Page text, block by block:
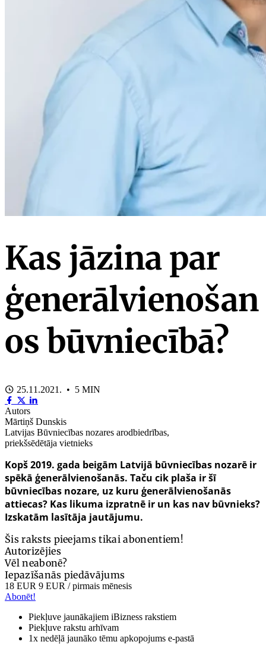
Kas jāzina par
ģenerālvienošan
os būvniecībā?
25.11.2021. • 5 MIN
Autors
Mārtiņš Dunskis
Latvijas Būvniecības nozares arodbiedrības,
priekšsēdētāja vietnieks
Kopš 2019. gada beigām Latvijā būvniecības nozarē ir
spēkā ģenerālvienošanās. Taču cik plaša ir šī
būvniecības nozare, uz kuru ģenerālvienošanās
attiecas? Kas likuma izpratnē ir un kas nav būvnieks?
Izskatām lasītāja jautājumu.
Šis raksts pieejams tikai abonentiem!
Autorizējies
Vēl neabonē?
Iepazīšanās piedāvājums
18 EUR 9 EUR / pirmais mēnesis
Abonēt!
Piekļuve jaunākajiem iBizness rakstiem
Piekļuve rakstu arhīvam
1x nedēļā jaunāko tēmu apkopojums e-pastā